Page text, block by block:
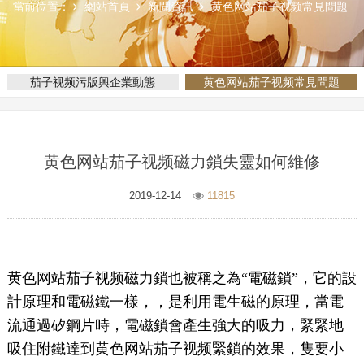
當前位置： 網站首頁 新聞資訊 黄色网站茄子视频常見問題
茄子视频污版興企業動態 黄色网站茄子视频常見問題
黄色网站茄子视频磁力鎖失靈如何維修
2019-12-14 11815
黄色网站茄子视频磁力鎖也被稱之為“電磁鎖”，它的設
計原理和電磁鐵一樣，，是利用電生磁的原理，當電
流通過矽鋼片時，電磁鎖會產生強大的吸力，緊緊地
吸住附鐵達到黄色网站茄子视频緊鎖的效果，隻要小